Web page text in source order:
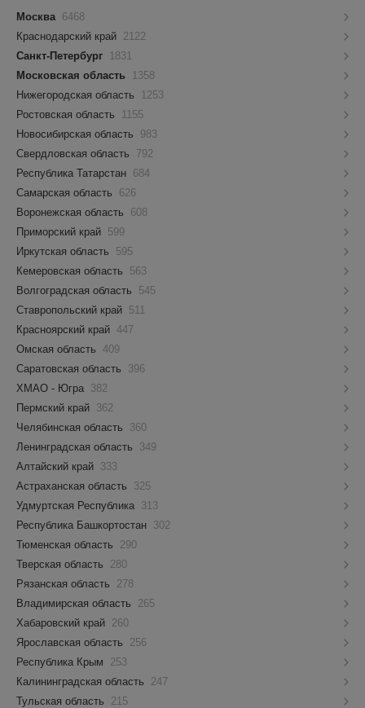
Москва 6468
Краснодарский край 2122
Санкт-Петербург 1831
Московская область 1358
Нижегородская область
1253
Ростовская область
1155
Новосибирская область
983
Свердловская область
792
Республика Татарстан 684
Самарская область
626
Воронежская область
608
Приморский край 599
Иркутская область
595
Кемеровская область
563
Волгоградская область
545
Ставропольский край 511
Красноярский край 447
Омская область 409
Саратовская область
396
ХМАО - Югра 382
Пермский край 362
Челябинская область
360
Ленинградская область
349
Алтайский край 333
Астраханская область
325
Удмуртская Республика 313
Республика Башкортостан 302
Тюменская область
290
Тверская область
280
Рязанская область
278
Владимирская область
265
Хабаровский край 260
Ярославская область
256
Республика Крым
253
Калининградская область
247
Тульская область
215